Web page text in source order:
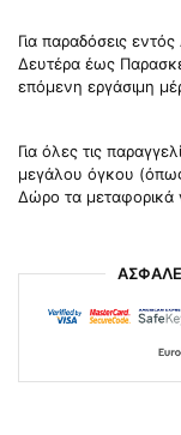
Για παραδόσεις
Δευτέρα έως
επόμενη εργάσιμη
Για όλες τις
μεγάλου όγκου
Δώρο τα